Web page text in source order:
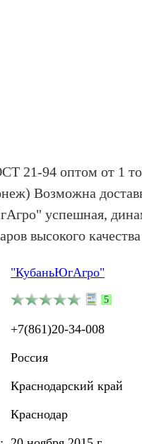
21-94 оптом от 1
Возможна
успешная,
высокого
"КубаньЮгАгро"
5
+7(861)20-34-008
Россия
Краснодарский край
Краснодар